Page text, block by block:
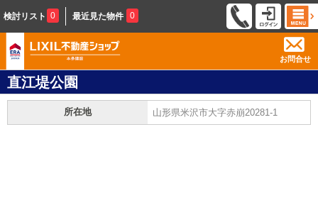
検討リスト 0 最近見た物件 0
お問合せ
直江堤公園
所在地 山形県米沢市大字赤崩20281-1